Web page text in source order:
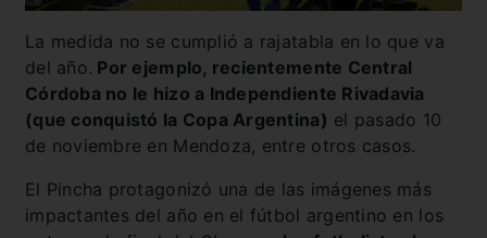
La medida no se cumplió a rajatabla en lo que va
del año. Por ejemplo, recientemente Central
Córdoba no le hizo a Independiente Rivadavia
(que conquistó la Copa Argentina) el pasado 10
de noviembre en Mendoza, entre otros casos.
El Pincha protagonizó una de las imágenes más
impactantes del año en el fútbol argentino en los